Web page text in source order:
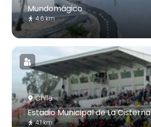
Mundomágico
4.6 km
Chile
Estadio Municipal de La Cisterna
4.1 km